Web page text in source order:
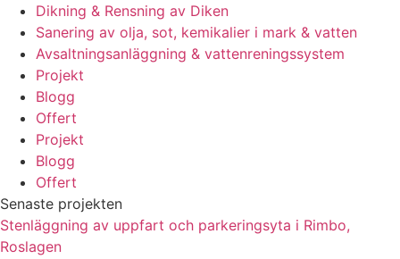
Dikning & Rensning av Diken
Sanering av olja, sot, kemikalier i mark & vatten
Avsaltningsanläggning & vattenreningssystem
Projekt
Blogg
Offert
Projekt
Blogg
Offert
Senaste projekten
Stenläggning av uppfart och parkeringsyta i Rimbo,
Roslagen